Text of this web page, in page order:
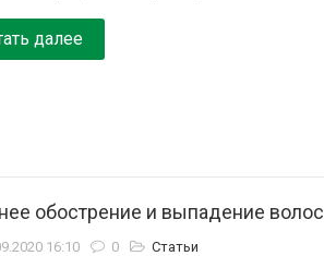
далее
обострение и выпадение волос
16:10 0 Статьи